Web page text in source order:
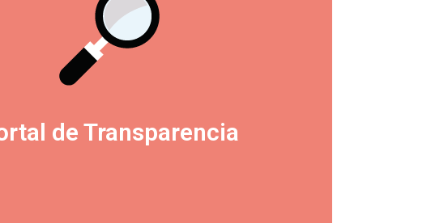
de Transparencia